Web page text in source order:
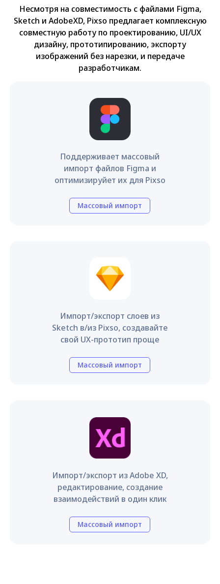
Несмотря на совместимость с файлами Figma,
Sketch и AdobeXD, Pixso предлагает комплексную
совместную работу по проектированию, UI/UX
дизайну, прототипированию, экспорту
изображений без нарезки, и передаче
разработчикам.
Поддерживает массовый
импорт файлов Figma и
оптимизируйет их для Pixso
Массовый импорт
Импорт/экспорт слоев из
Sketch в/из Pixso, создавайте
свой UX-прототип проще
Массовый импорт
Импорт/экспорт из Adobe XD,
редактирование, создание
взаимодействий в один клик
Массовый импорт